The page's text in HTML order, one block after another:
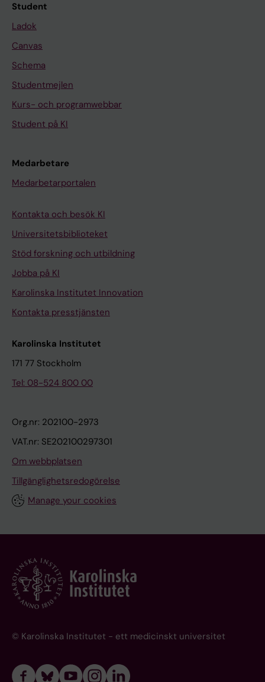
Student
Ladok
Canvas
Schema
Studentmejlen
Kurs- och programwebbar
Student på KI
Medarbetare
Medarbetarportalen
Kontakta och besök KI
Universitetsbiblioteket
Stöd forskning och utbildning
Jobba på KI
Karolinska Institutet Innovation
Kontakta presstjänsten
Karolinska Institutet
171 77 Stockholm
Tel: 08-524 800 00
Org.nr: 202100-2973
VAT.nr: SE202100297301
Om webbplatsen
Tillgänglighetsredogörelse
Manage your cookies
© Karolinska Institutet - ett medicinskt universitet